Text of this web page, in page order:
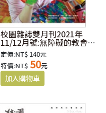
校園雜誌雙月刊2021年
11/12月號:無障礙的教會
──傷健共融的想像
定價:NT$ 140元
特價:NT$ 50元